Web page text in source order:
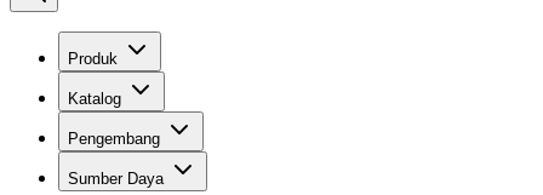
Produk
Katalog
Pengembang
Sumber Daya